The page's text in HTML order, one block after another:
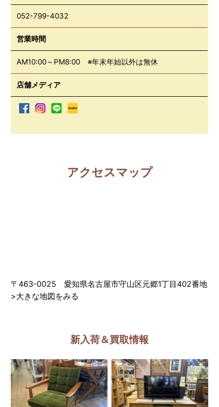
052-799-4032
営業時間
AM10:00～PM8:00 ※年末年始以外は無休
店舗メディア
アクセスマップ
〒463-0025 愛知県名古屋市守山区元郷1丁目402番地
>大きな地図をみる
新入荷＆買取情報